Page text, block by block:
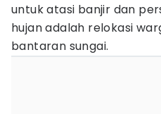
untuk atasi banjir dan
hujan adalah relokasi
bantaran sungai.